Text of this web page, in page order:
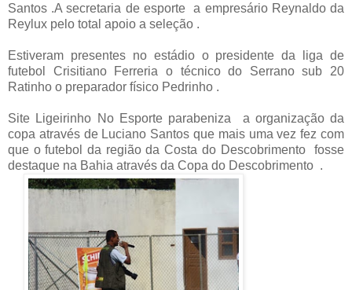
Santos .A secretaria de esporte
a empresário Reynaldo da
Reylux pelo total apoio a seleção .
Estiveram presentes no estádio o presidente da liga de
futebol Crisitiano Ferreria o técnico do Serrano sub 20
Ratinho o preparador físico Pedrinho .
Site Ligeirinho No Esporte parabeniza
a organização da
copa através de Luciano Santos que mais uma vez fez com
que o futebol da região da Costa do Descobrimento
fosse
destaque na Bahia através da Copa do Descobrimento .